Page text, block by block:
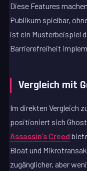
Diese Features
Publikum spielbar,
ist ein Musterbeispiel
Barrierefreiheit
Vergleich mit
Im direkten Vergleich
positioniert sich
Assassin’s Creed
Bloat und
zugänglicher, aber